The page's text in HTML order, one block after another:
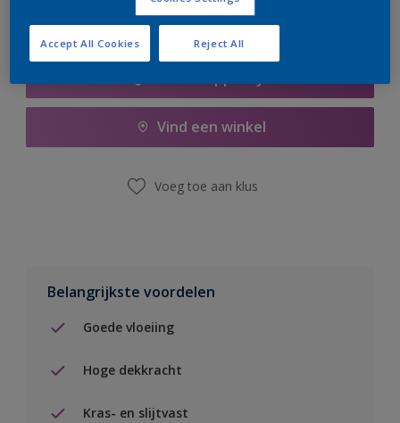
Vind een winkel
Voeg toe aan klus
Belangrijkste voordelen
Goede vloeiing
Hoge dekkracht
Kras- en slijtvast
Reject All
Accept All Cookies